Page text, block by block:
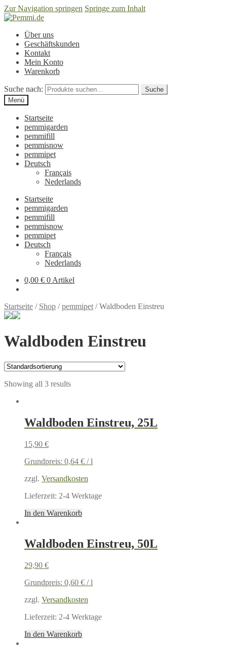
Zur Navigation springen Springe zum Inhalt
Über uns
Geschäftskunden
Kontakt
Mein Konto
Warenkorb
Suche nach:
Suche
Menü
Startseite
pemmigarden
pemmifill
pemmisnow
pemmipet
Deutsch
Français
Nederlands
Startseite
pemmigarden
pemmifill
pemmisnow
pemmipet
Deutsch
Français
Nederlands
0,00 € 0 Artikel
Startseite / Shop /pemmipet /Waldboden Einstreu
Waldboden Einstreu
Showing all 3 results
Waldboden Einstreu, 25L
15,90 €
Grundpreis: 0,64 € /l
zzgl. Versandkosten
Lieferzeit: 2-4 Werktage
In den Warenkorb
Waldboden Einstreu, 50L
29,90 €
Grundpreis: 0,60 € /l
zzgl. Versandkosten
Lieferzeit: 2-4 Werktage
In den Warenkorb